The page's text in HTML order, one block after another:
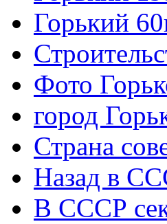
Горький
Фото
город
Страна
Назад в
В СССР